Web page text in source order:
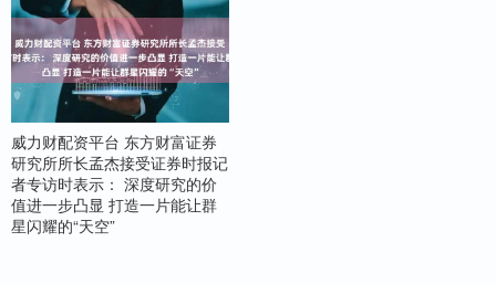
威力财配资平台 东方财富证券
研究所所长孟杰接受证券时报记
者专访时表示： 深度研究的价
值进一步凸显 打造一片能让群
星闪耀的“天空”